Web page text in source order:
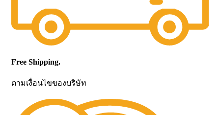
Free Shipping.
ตามเงื่อนไขของบริษัท